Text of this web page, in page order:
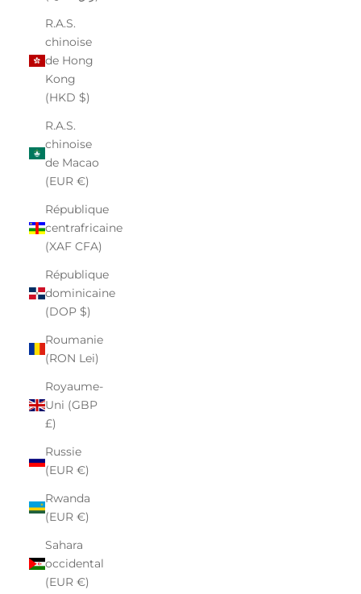
R.A.S.
chinoise
de Hong
Kong
(HKD $)
R.A.S.
chinoise
de Macao
(EUR €)
République
centrafricaine
(XAF CFA)
République
dominicaine
(DOP $)
Roumanie
(RON Lei)
Royaume-
Uni (GBP
£)
Russie
(EUR €)
Rwanda
(EUR €)
Sahara
occidental
(EUR €)